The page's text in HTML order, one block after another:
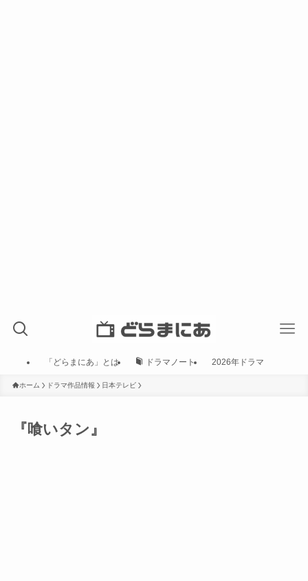
「どらまにあ」とは ドラマノート 2026年ドラマ
ホーム ドラマ作品情報 日本テレビ
『喰いタン』